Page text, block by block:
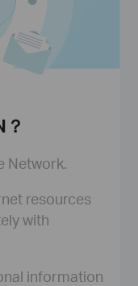
Network.
resources
with
information